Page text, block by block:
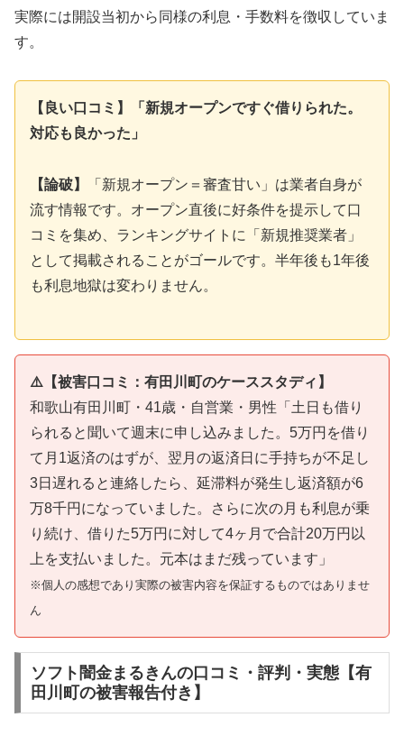
実際には開設当初から同様の利息・手数料を徴収していま
す。
【良い口コミ】「新規オープンですぐ借りられた。
対応も良かった」
【論破】
「新規オープン＝審査甘い」は業者自身が
流す情報です。オープン直後に好条件を提示して口
コミを集め、ランキングサイトに「新規推奨業者」
として掲載されることがゴールです。半年後も1年後
も利息地獄は変わりません。
⚠️【被害口コミ：有田川町のケーススタディ】
和歌山有田川町・41歳・自営業・男性「土日も借り
られると聞いて週末に申し込みました。5万円を借り
て月1返済のはずが、翌月の返済日に手持ちが不足し
3日遅れると連絡したら、延滞料が発生し返済額が6
万8千円になっていました。さらに次の月も利息が乗
り続け、借りた5万円に対して4ヶ月で合計20万円以
上を支払いました。元本はまだ残っています」
※個人の感想であり実際の被害内容を保証するものではありませ
ん
ソフト闇金まるきんの口コミ・評判・実態【有
田川町の被害報告付き】